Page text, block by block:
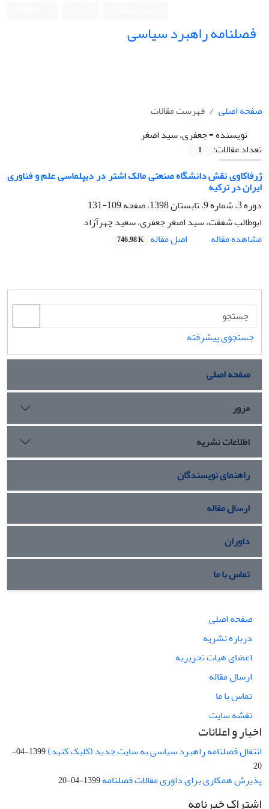
فصلنامه راهبرد سیاسی
صفحه اصلی
فهرست مقالات
نویسنده =جعفری، سید اصغر
تعداد مقالات:
1
ژرفاکاوی نقش دانشگاه صنعتی مالک اشتر در دیپلماسی علم و فناوری
ایران در ترکیه
دوره 3، شماره 9، تابستان 1398، صفحه
109-131
ابوطالب شفقت، سید اصغر جعفری، سعید چهرآزاد
مشاهده مقاله
اصل مقاله 746.98 K
جستجوی پیشرفته
صفحه اصلی
مرور
اطلاعات نشریه
راهنمای نویسندگان
ارسال مقاله
داوران
تماس با ما
صفحه اصلی
درباره نشریه
اعضای هیات تحریریه
ارسال مقاله
تماس با ما
نقشه سایت
اخبار و اعلانات
انتقال فصلنامه راهبرد سیاسی به سایت جدید (کلیک کنید)
1399-04-
20
پذیرش همکاری برای داوری مقالات فصلنامه1399-04-20
اشتراک خبرنامه